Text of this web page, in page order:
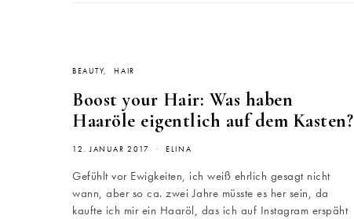
BEAUTY HAIR
Boost your Hair: Was haben
Haaröle eigentlich auf dem Kasten?
12. JANUAR 2017 ELINA
Gefühlt vor Ewigkeiten, ich weiß ehrlich gesagt nicht
wann, aber so ca. zwei Jahre müsste es her sein, da
kaufte ich mir ein Haaröl, das ich auf Instagram erspäht